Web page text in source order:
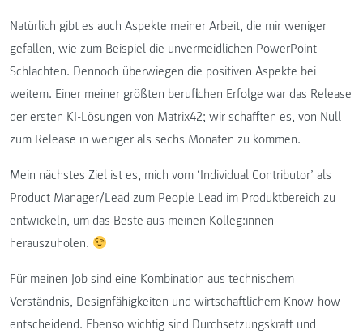
Natürlich gibt es auch Aspekte meiner Arbeit, die mir weniger
gefallen, wie zum Beispiel die unvermeidlichen PowerPoint-
Schlachten. Dennoch überwiegen die positiven Aspekte bei
weitem. Einer meiner größten beruflichen Erfolge war das Release
der ersten KI-Lösungen von Matrix42; wir schafften es, von Null
zum Release in weniger als sechs Monaten zu kommen.
Mein nächstes Ziel ist es, mich vom ‘Individual Contributor’ als
Product Manager/Lead zum People Lead im Produktbereich zu
entwickeln, um das Beste aus meinen Kolleg:innen
herauszuholen.
Für meinen Job sind eine Kombination aus technischem
Verständnis, Designfähigkeiten und wirtschaftlichem Know-how
entscheidend. Ebenso wichtig sind Durchsetzungskraft und